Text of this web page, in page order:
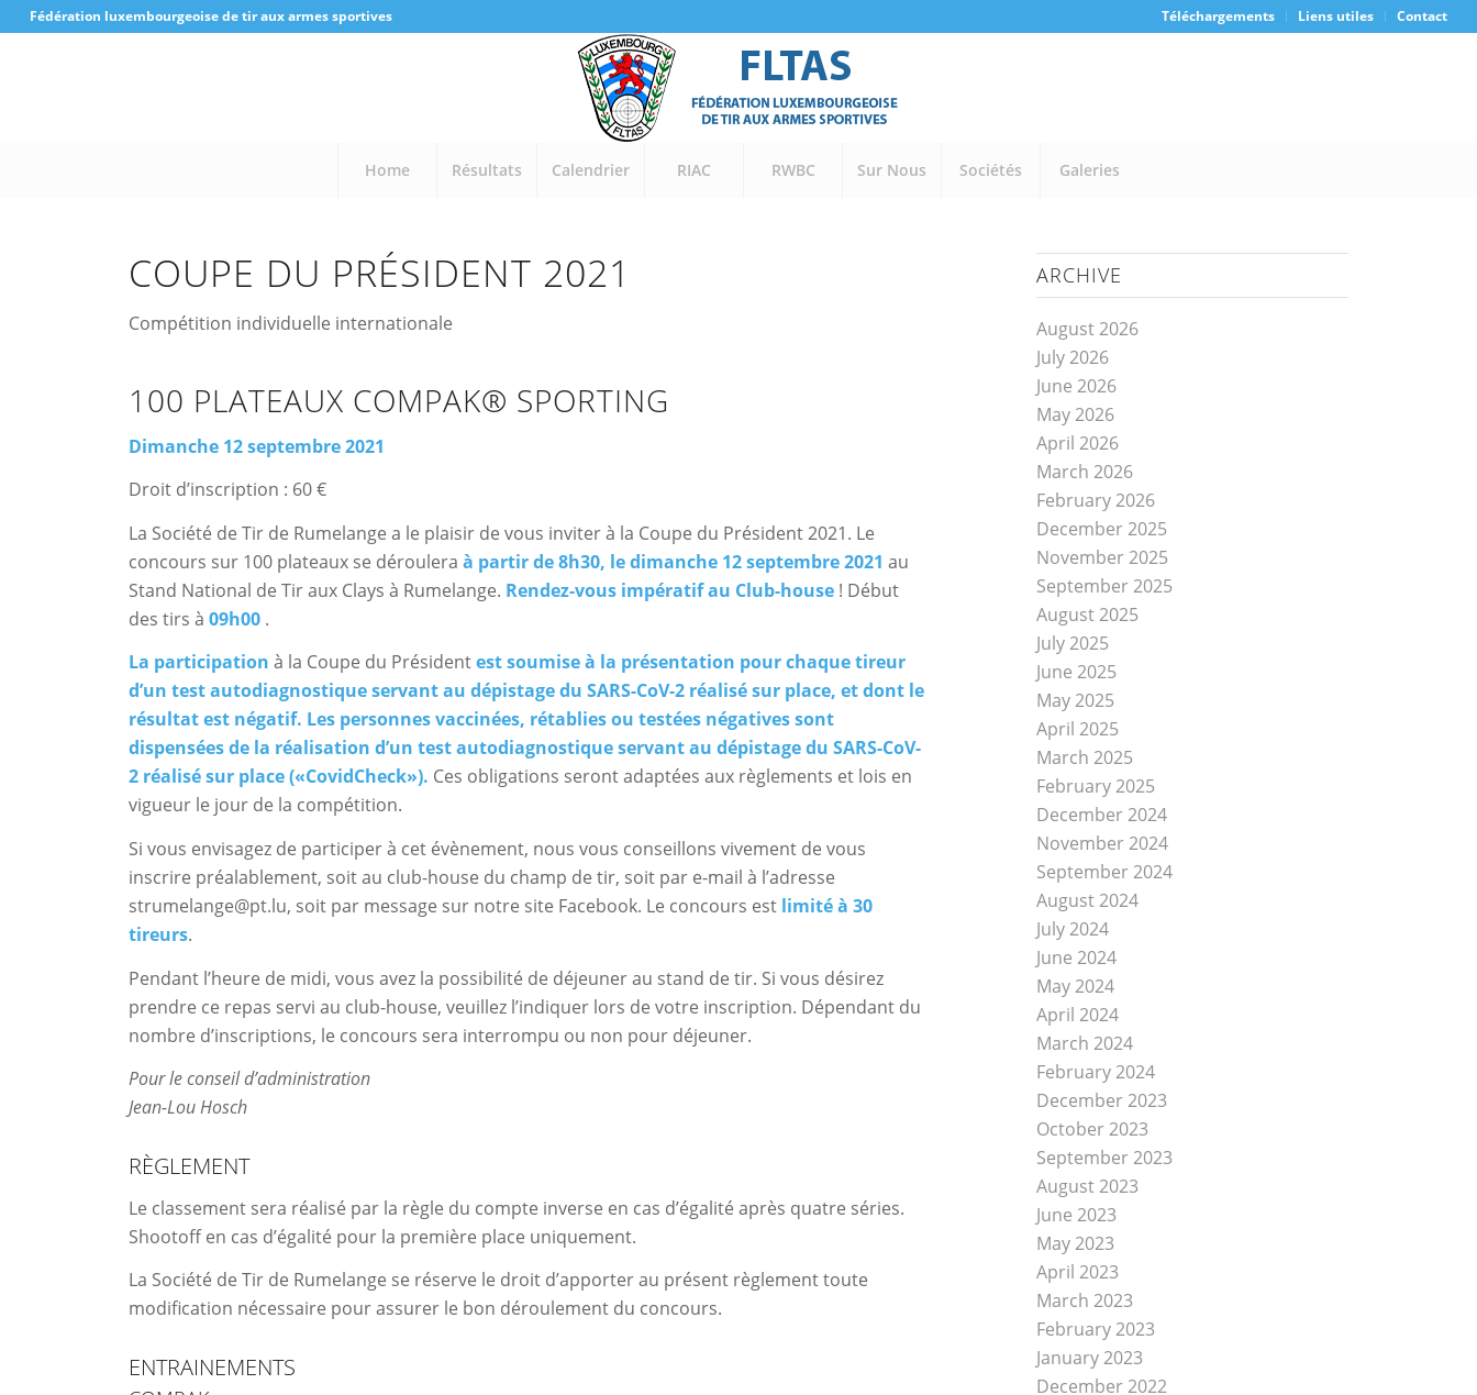
Téléchargements Liens utiles Contact
Fédération luxembourgeoise de tir aux armes sportives
Home Résultats Calendrier RIAC RWBC Sur Nous Sociétés Galeries
COUPE DU PRÉSIDENT 2021
Compétition individuelle internationale
100 PLATEAUX COMPAK® SPORTING
Dimanche 12 septembre 2021
Droit d’inscription : 60 €
La Société de Tir de Rumelange a le plaisir de vous inviter à la Coupe du Président 2021. Le
concours sur 100 plateaux se dérouleraà partir de 8h30, le dimanche 12 septembre 2021 au
Stand National de Tir aux Clays à Rumelange. Rendez-vous impératif au Club-house ! Début
des tirs à09h00 .
La participation à la Coupe du Présidentest soumise à la présentation pour chaque tireur
d’un test autodiagnostique servant au dépistage du SARS-CoV-2 réalisé sur place, et dont le
résultat est négatif. Les personnes vaccinées, rétablies ou testées négatives sont
dispensées de la réalisation d’un test autodiagnostique servant au dépistage du SARS-CoV-
2 réalisé sur place («CovidCheck»). Ces obligations seront adaptées aux règlements et lois en
vigueur le jour de la compétition.
Si vous envisagez de participer à cet évènement, nous vous conseillons vivement de vous
inscrire préalablement, soit au club-house du champ de tir, soit par e-mail à l’adresse
strumelange@pt.lu, soit par message sur notre site Facebook. Le concours est limité à 30
tireurs.
Pendant l’heure de midi, vous avez la possibilité de déjeuner au stand de tir. Si vous désirez
prendre ce repas servi au club-house, veuillez l’indiquer lors de votre inscription. Dépendant du
nombre d’inscriptions, le concours sera interrompu ou non pour déjeuner.
Pour le conseil d’administration
Jean-Lou Hosch
RÈGLEMENT
Le classement sera réalisé par la règle du compte inverse en cas d’égalité après quatre séries.
Shootoff en cas d’égalité pour la première place uniquement.
La Société de Tir de Rumelange se réserve le droit d’apporter au présent règlement toute
modification nécessaire pour assurer le bon déroulement du concours.
ENTRAINEMENTS
ARCHIVE
August 2026
July 2026
June 2026
May 2026
April 2026
March 2026
February 2026
December 2025
November 2025
September 2025
August 2025
July 2025
June 2025
May 2025
April 2025
March 2025
February 2025
December 2024
November 2024
September 2024
August 2024
July 2024
June 2024
May 2024
April 2024
March 2024
February 2024
December 2023
October 2023
September 2023
August 2023
June 2023
May 2023
April 2023
March 2023
February 2023
January 2023
December 2022